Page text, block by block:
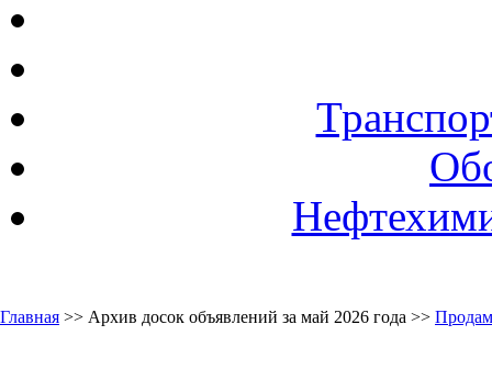
Главная >> Архив досок объявлений за май 2026 года >>